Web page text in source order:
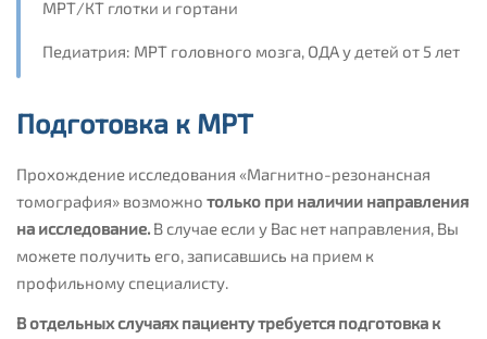
МРТ/КТ глотки и гортани
Педиатрия: МРТ головного мозга, ОДА у детей от 5 лет
Подготовка к МРТ
Прохождение исследования «Магнитно-резонансная
томография» возможно только при наличии направления
на исследование. В случае если у Вас нет направления, Вы
можете получить его, записавшись на прием к
профильному специалисту.
В отдельных случаях пациенту требуется подготовка к